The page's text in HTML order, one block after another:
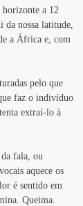
horizonte a 12
da nossa latitude,
a África e, com
pelo que
faz o indivíduo
extraí-lo à
fala, ou
aquece os
é sentido em
Queima.